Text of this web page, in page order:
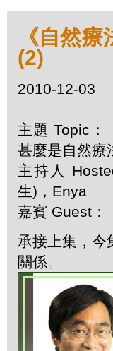
《自然
(2)
2010-12-03
主題 Topic：
甚麼是自然療
主持人
生)，Enya
嘉賓 Guest：
承接上集，今
關係。